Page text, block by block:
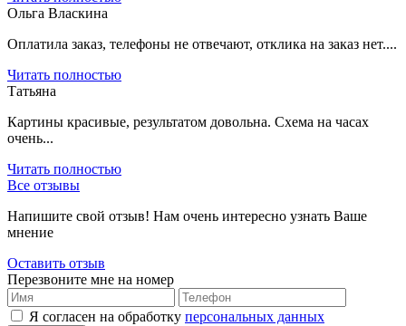
Ольга Власкина
Оплатила заказ, телефоны не отвечают, отклика на заказ нет....
Читать полностью
Татьяна
Картины красивые, результатом довольна. Схема на часах
очень...
Читать полностью
Все отзывы
Напишите свой отзыв! Нам очень интересно узнать Ваше
мнение
Оставить отзыв
Перезвоните мне на номер
Я согласен на обработку персональных данных